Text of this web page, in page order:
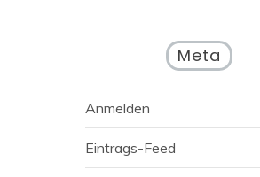
Meta
Anmelden
Eintrags-Feed